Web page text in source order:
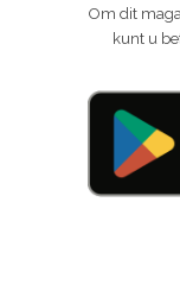
Om dit
kunt u